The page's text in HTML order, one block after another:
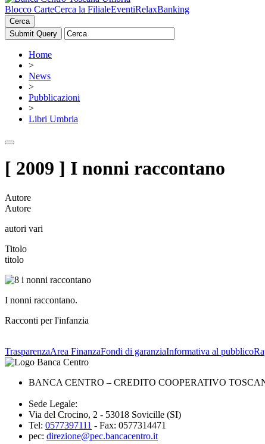
Blocco CarteCerca la FilialeEventiRelaxBanking
Cerca
Home
>
News
>
Pubblicazioni
>
Libri Umbria
[ 2009 ] I nonni raccontano
Autore
Autore
autori vari
Titolo
titolo
I nonni raccontano.
Racconti per l'infanzia
TrasparenzaArea FinanzaFondi di garanziaInformativa al pubblico
BANCA CENTRO – CREDITO COOPERATIVO
Sede Legale:
Via del Crocino, 2 - 53018 Sovicille (SI)
Tel: 0577397111 - Fax: 0577314471
pec: direzione@pec.bancacentro.it